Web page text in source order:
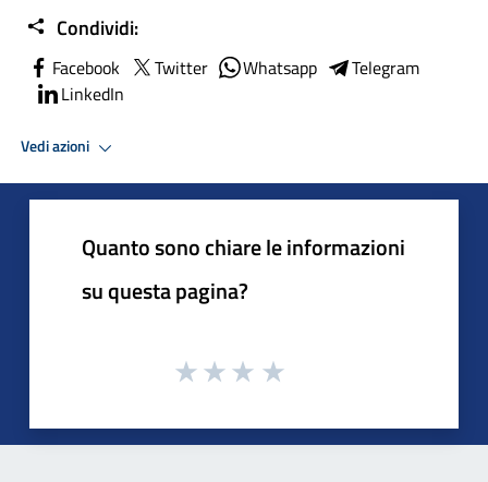
Condividi:
Facebook Twitter Whatsapp
Telegram
LinkedIn
Vedi azioni
Quanto sono chiare le informazioni
su questa pagina?